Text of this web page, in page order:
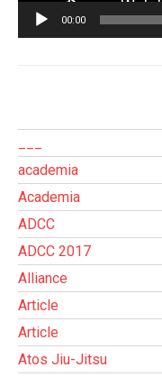
00:00
academia
Academia
ADCC
ADCC 2017
Alliance
Article
Article
Atos Jiu-Jitsu